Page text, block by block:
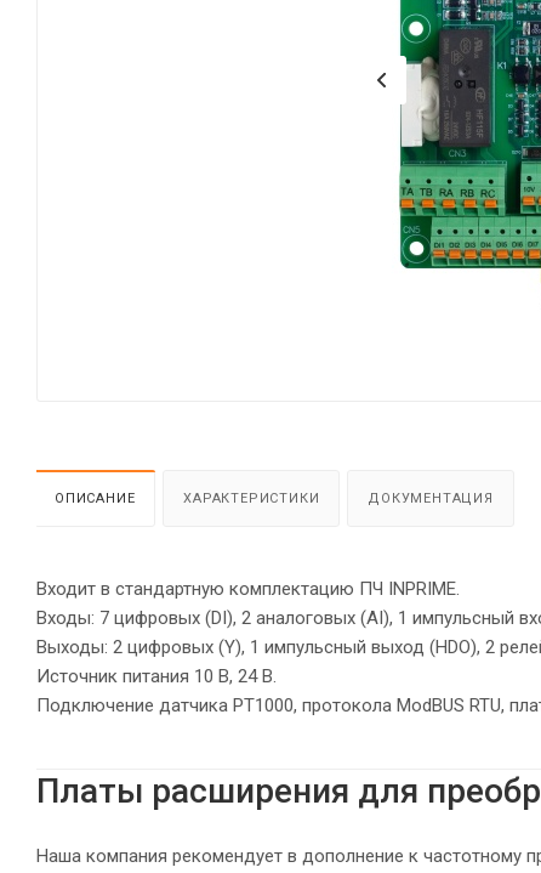
ОПИСАНИЕ ХАРАКТЕРИСТИКИ ДОКУМЕНТАЦИЯ
Входит в стандартную комплектацию ПЧ INPRIME.
Входы: 7 цифровых (DI), 2 аналоговых (AI), 1 импульсный
Выходы: 2 цифровых (Y), 1 импульсный выход (HDO), 2
Источник питания 10 В, 24 В.
Подключение датчика PT1000, протокола ModBUS RTU,
Платы расширения для
Наша компания рекомендует в дополнение к частотному